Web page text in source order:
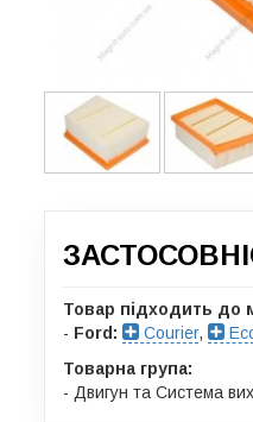
Товар підходить до
- Ford: Courier,
Товарна група:
- Двигун та Система